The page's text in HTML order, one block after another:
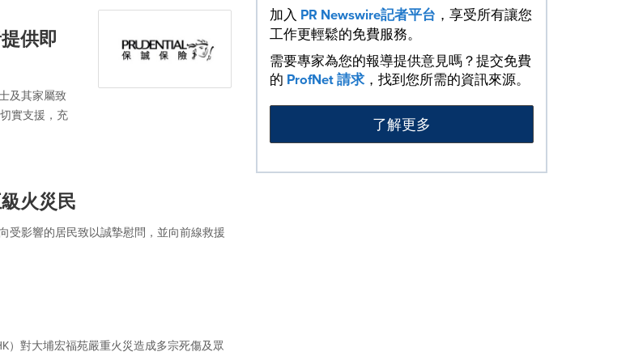
供即
及其家屬致
實支援，充
火災民
受影響的居民致以誠摯慰問，並向前線救援
）對大埔宏福苑嚴重火災造成多宗死傷及眾
加入 PR Newswire記者平台 ，享受所有讓您
工作更輕鬆的免費服務。
需要專家為您的報導提供意見嗎？提交免費
的 ProfNet 請求 ，找到您所需的資訊來源。
了解更多